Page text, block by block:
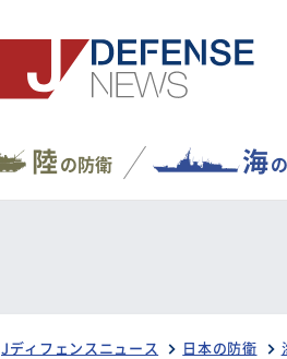
陸の防衛 海
Jディフェンスニュース 日本の防衛